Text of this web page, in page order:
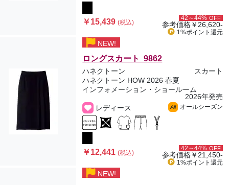
￥15,439(税込)
42～44% OFF
参考価格￥26,620-
1%ポイント 還元
NEW!
ロングスカート 9862
ハネクトーン
スカート
ハネクトーン HOW 2026 春夏
インフォメーション・ショールーム
2026年発売
レディース
All オールシーズン
￥12,441(税込)
42～44% OFF
参考価格￥21,450-
1%ポイント 還元
NEW!